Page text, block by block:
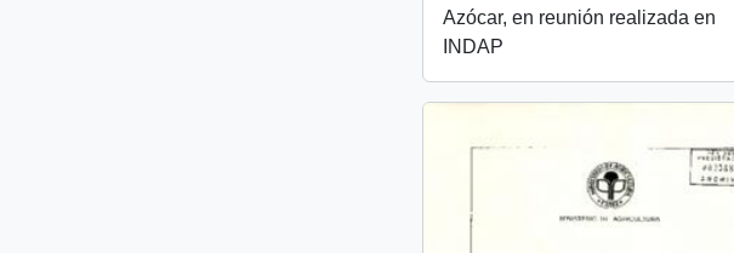
Azócar, en reunión realizada en
INDAP